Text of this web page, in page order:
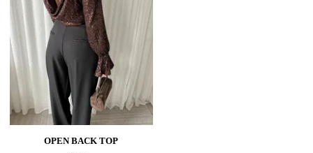
OPEN BACK TOP